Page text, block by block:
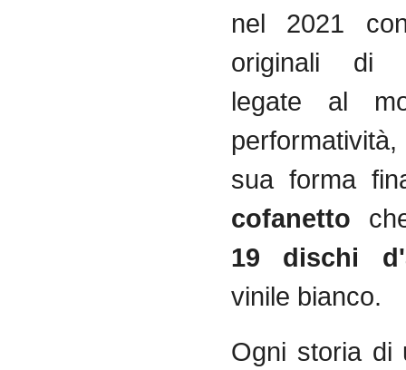
nel 2021
originali di
legate al
sua forma
cofanetto
19 dischi
vinile bianco.
Ogni storia di